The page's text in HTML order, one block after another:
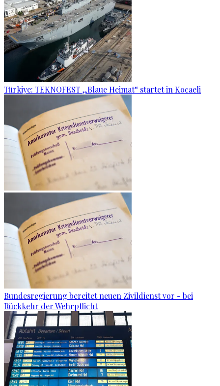
Türkiye: TEKNOFEST „Blaue Heimat“ startet in Kocaeli
Bundesregierung bereitet neuen Zivildienst vor - bei
Rückkehr der Wehrpflicht